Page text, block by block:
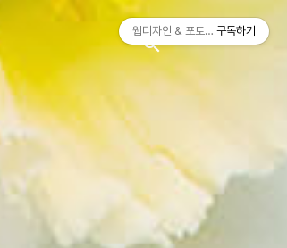
search
티스토리툴바
웹디자인 & 포토샵 구독하기